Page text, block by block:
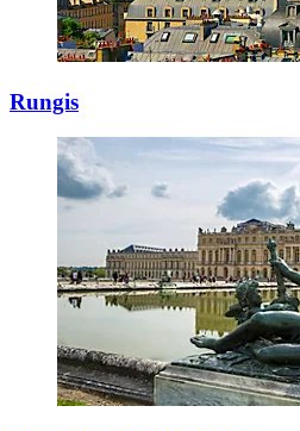
Rungis